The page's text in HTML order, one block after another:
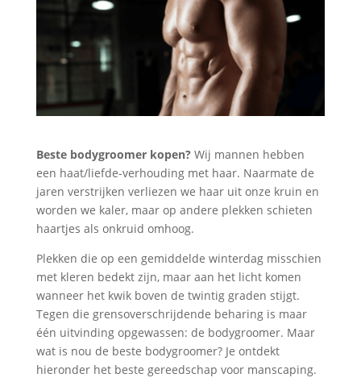
Beste bodygroomer kopen?Wij mannen hebben
een haat/liefde-verhouding met haar. Naarmate de
jaren verstrijken verliezen we haar uit onze kruin en
worden we kaler, maar op andere plekken schieten
haartjes als onkruid omhoog.
Plekken die op een gemiddelde winterdag misschien
met kleren bedekt zijn, maar aan het licht komen
wanneer het kwik boven de twintig graden stijgt.
Tegen die grensoverschrijdende beharing is maar
één uitvinding opgewassen: de bodygroomer. Maar
wat is nou de beste bodygroomer? Je ontdekt
hieronder het beste gereedschap voor manscaping.